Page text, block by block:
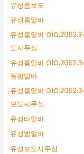
유성룸보도
유성룸알바
유성룸알바
도사무실
유성룸알바
동밤알바
유성룸알바
보도사무실
유성바알바
유성밤알바
유성보도사무실